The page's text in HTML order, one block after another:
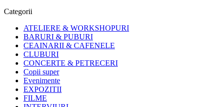
Categorii
ATELIERE & WORKSHOPURI
BARURI & PUBURI
CEAINARII & CAFENELE
CLUBURI
CONCERTE & PETRECERI
Copii super
Evenimente
EXPOZITII
FILME